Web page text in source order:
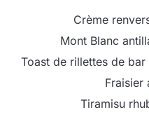
Crème
Mont Blanc
Toast de rillettes de
Fraisier
Tiramisu